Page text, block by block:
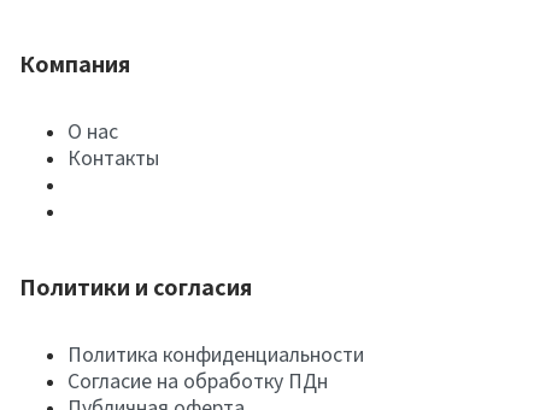
Компания
О нас
Контакты
Политики и согласия
Политика конфиденциальности
Согласие на обработку ПДн